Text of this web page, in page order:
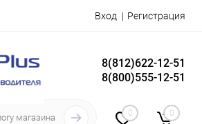
Вход Регистрация
8(812)622-12-51
8(800)555-12-51
0 0